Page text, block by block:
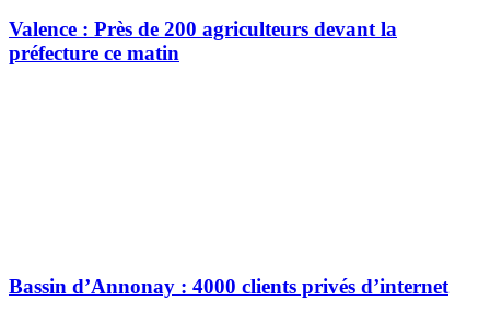
Valence : Près de 200 agriculteurs devant la
préfecture ce matin
Bassin d’Annonay : 4000 clients privés d’internet